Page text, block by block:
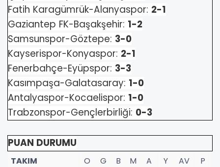
Fatih Karagümrük-Alanyaspor: 2-1
Gaziantep FK-Başakşehir: 1-2
Samsunspor-Göztepe: 3-0
Kayserispor-Konyaspor: 2-1
Fenerbahçe-Eyüpspor: 3-3
Kasımpaşa-Galatasaray: 1-0
Antalyaspor-Kocaelispor: 1-0
Trabzonspor-Gençlerbirliği: 0-3
PUAN DURUMU
TAKIM O G B M A Y AV
P